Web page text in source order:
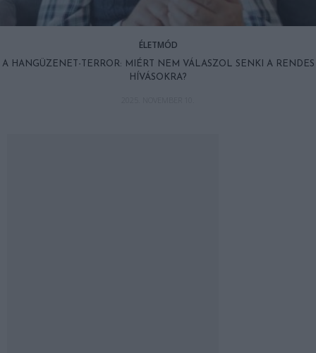
ÉLETMÓD
A HANGÜZENET-TERROR: MIÉRT NEM VÁLASZOL SENKI A RENDES
HÍVÁSOKRA?